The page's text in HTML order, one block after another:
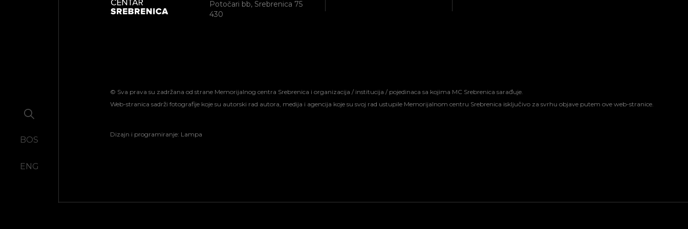
BOS
ENG
Potočari bb, Srebrenica 75
430
© Sva prava su zadržana od strane Memorijalnog centra Srebrenica i organizacija / institucija / pojedinaca sa kojima MC Srebrenica sarađuje.
Web-stranica sadrži fotografije koje su autorski rad autora, medija i agencija koje su svoj rad ustupile Memorijalnom centru Srebrenica isključivo za svrhu objave putem ove web-stranice.
Dizajn i programiranje: Lampa